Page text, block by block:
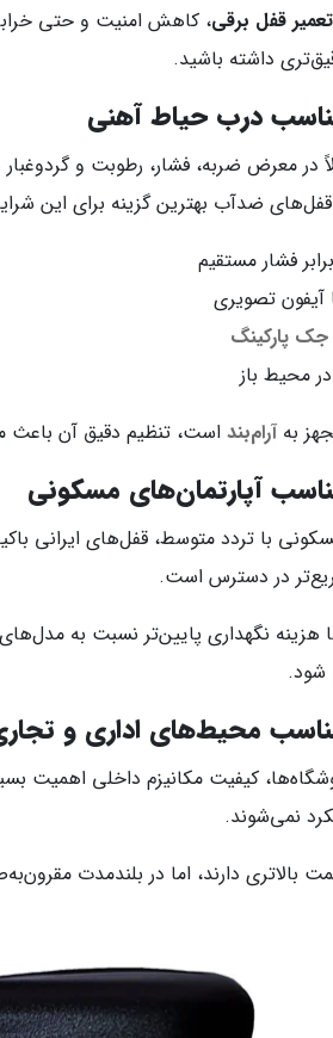
قفل برقی، کاهش امنیت و حتی
داشته باشید.
معرض ضربه، فشار، رطوبت و
ضدآب بهترین گزینه برای این
فشار مستقیم
آیفون تصویری
جک پارکینگ
محیط باز
به آرام‌بند است، تنظیم دقیق آن باعث
با تردد متوسط، قفل‌های ایرانی
در دسترس است.
نگهداری پایین‌تر نسبت به
شود.
کیفیت مکانیزم داخلی اهمیت
نمی‌شوند.
بالاتری دارند، اما در بلندمدت